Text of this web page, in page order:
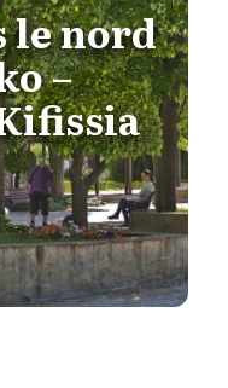
le nord
–